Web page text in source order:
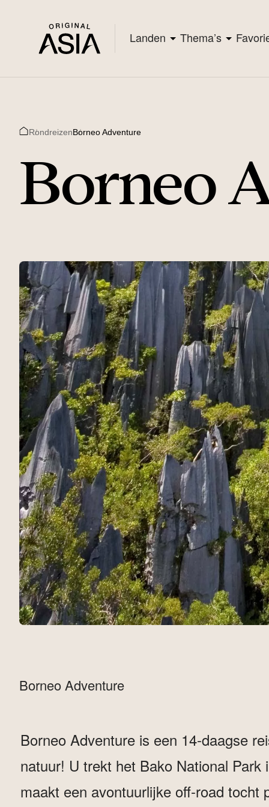
Landen Thema’s
RondreizenBorneo Adventure
Borneo
Borneo Adventure
Borneo Adventure is een 14-daagse
natuur! U trekt het Bako National Park
maakt een avontuurlijke off-road tocht